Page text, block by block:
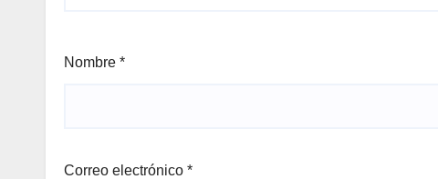
Nombre *
Correo electrónico *